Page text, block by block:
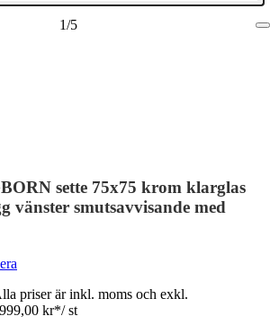
1/5
sette 75x75 krom klarglas
vänster smutsavvisande med
priser är inkl. moms och exkl.
kr*/ st